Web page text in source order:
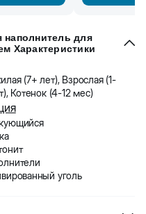
для
Характеристики
(7+ лет), Взрослая (1-
Котенок (4-12 мес)
уголь